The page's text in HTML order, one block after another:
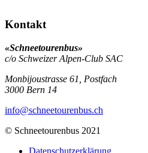
Kontakt
«Schneetourenbus»
c/o Schweizer Alpen-Club SAC
Monbijoustrasse 61, Postfach
3000 Bern 14
info@schneetourenbus.ch
© Schneetourenbus 2021
Datenschutzerklärung